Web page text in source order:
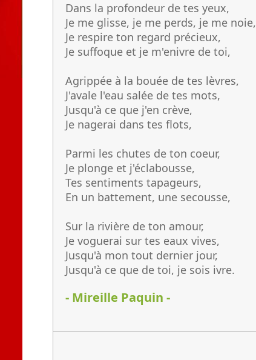
Dans la profondeur de tes yeux,
Je me glisse, je me perds, je me noie,
Je respire ton regard précieux,
Je suffoque et je m'enivre de toi,
Agrippée à la bouée de tes lèvres,
J'avale l'eau salée de tes mots,
Jusqu'à ce que j'en crève,
Je nagerai dans tes flots,
Parmi les chutes de ton coeur,
Je plonge et j'éclabousse,
Tes sentiments tapageurs,
En un battement, une secousse,
Sur la rivière de ton amour,
Je voguerai sur tes eaux vives,
Jusqu'à mon tout dernier jour,
Jusqu'à ce que de toi, je sois ivre.
- Mireille Paquin -